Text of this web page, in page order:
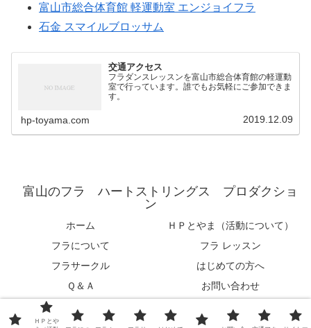
富山市総合体育館 軽運動室 エンジョイフラ
石金 スマイルブロッサム
交通アクセス
フラダンスレッスンを富山市総合体育館の軽運動
室で行っています。誰でもお気軽にご参加できま
す。
hp-toyama.com 2019.12.09
富山のフラ ハートストリングス プロダクショ
ン
ホーム
ＨＰとやま（活動について）
フラについて
フラ レッスン
フラサークル
はじめての方へ
Ｑ＆Ａ
お問い合わせ
交通アクセス
ＨＰとや